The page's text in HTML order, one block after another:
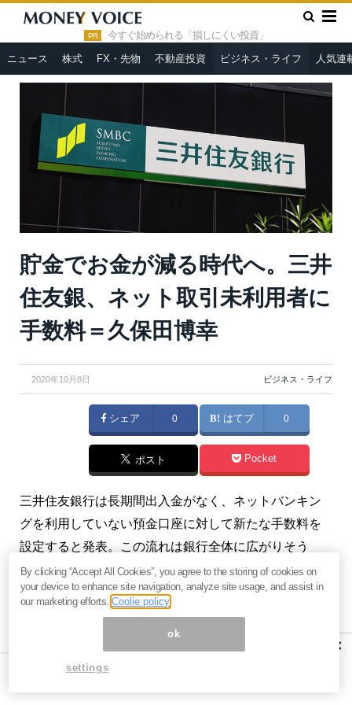
PR 今すぐ始められる「損しにくい投資」
ニュース 株式 FX・先物 不動産投資 ビジネス・ライフ 人気連
HOME » ビジネス・ライフ
貯金でお金が減る時代へ。三井住
友銀、ネット取引未利用者に手数料＝久保田博幸
貯金でお金が減る時代へ。三井
住友銀、ネット取引未利用者に
手数料＝久保田博幸
2020年10月8日 ビジネス・ライフ
シェア 0 はてブ 0
ポスト Pocket
三井住友銀行は長期間出入金がなく、ネットバンキン
グを利用していない預金口座に対して新たな手数料を
設定すると発表。この流れは銀行全体に広がりそう
だ。（『牛さん熊さんの本日の債券』久保田博幸）
※『牛さん熊さんの本日の債券
方に発行いたします。また、昼にコラムの配信も行い
ます。興味を持たれた方はぜひこの機会に
無料のお試し購読
×
By clicking “Accept All Cookies”, you agree to the storing of cookies on
your device to enhance site navigation, analyze site usage, and assist in
our marketing efforts.Coolie policy
ok
settings